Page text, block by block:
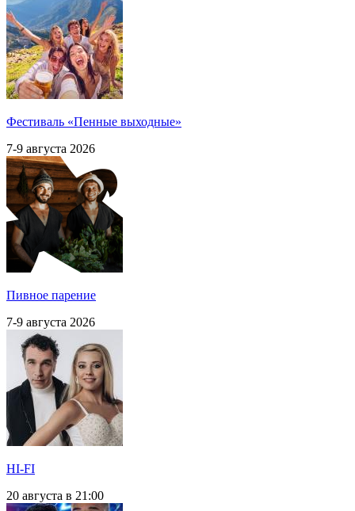
Фестиваль «Пенные выходные»
7-9 августа 2026
Пивное парение
7-9 августа 2026
HI-FI
20 августа в 21:00